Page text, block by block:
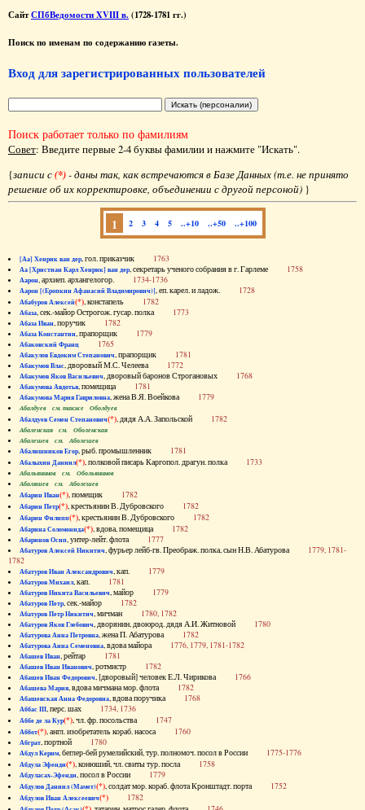
СайтСПбВедомости XVIII в. (1728-1781 гг.)
Поиск по именам по содержанию газеты.
Вход для зарегистрированных пользователей
Поиск работает только по фамилиям
Совет: Введите первые 2-4 буквы фамилии и нажмите "Искать".
{записи с(*)- даны так, как встречаются в Базе Данных (т.е. не принято
решение об их корректировке, объединении с другой персоной) }
1 2 3 4 5 ..+10 ..+50 ..+100
[Аа] Хенрик ван дер, гол. приказчик 1763
Аа [Христиан Карл Хенрик] ван дер, секретарь ученого собрания в г. Гарлеме 1758
Аарон, архиеп. архангелогор. 1734-1736
Аарон [(Еропкин Афанасий Владимирович)], еп. карел. и ладож. 1728
Абабуров Алексей(*), констапель 1782
Абаза, сек.-майор Острогож. гусар. полка 1773
Абаза Иван, поручик 1782
Абаза Константин, прапорщик 1779
Абаковский Франц 1765
Абакулов Евдоким Степанович, прапорщик 1781
Абакумов Влас, дворовый М.С. Челеева 1772
Абакумов Яков Васильевич, дворовый баронов Строгановых 1768
Абакумова Авдотья, помещица 1781
Абакумова Мария Гавриловна, жена В.Я. Воейкова 1779
Абалдуев см. также Оболдуев
Абалдуев Семен Степанович(*), дядя А.А. Запольской 1782
Абаленская см. Оболенская
Абалешев см. Аболешев
Абалишников Егор, рыб. промышленник 1781
Абалыхин Даниил(*), полковой писарь Каргопол. драгун. полка 1733
Абальянинов см. Обольянинов
Абаляшев см. Аболешев
Абарин Иван(*), помещик 1782
Абарин Петр(*), крестьянин В. Дубровского 1782
Абарин Филипп(*), крестьянин В. Дубровского 1782
Абарина Соломонида(*), вдова, помещица 1782
Абаринов Осип, унтер-лейт. флота 1777
Абатуров Алексей Никитич, фурьер лейб-гв. Преображ. полка, сын Н.В. Абатурова 1779, 1781-
1782
Абатуров Иван Александрович, кап. 1779
Абатуров Михаил, кап. 1781
Абатуров Никита Васильевич, майор 1779
Абатуров Петр, сек.-майор 1782
Абатуров Петр Никитич, мичман 1780, 1782
Абатуров Яков Глебович, дворянин, двоюрод. дядя А.И. Житновой 1780
Абатурова Анна Петровна, жена П. Абатурова 1782
Абатурова Анна Семеновна, вдова майора 1776, 1779, 1781-1782
Абашев Иван, рейтар 1781
Абашев Иван Иванович, ротмистр 1782
Абашев Иван Федорович, [дворовый] человек Е.Л. Чирикова 1766
Абашева Мария, вдова мичмана мор. флота 1782
Абашевская Анна Федоровна, вдова поручика 1768
Аббас III, перс. шах 1734, 1736
Аббе де ла Кур(*), чл. фр. посольства 1747
Аббот(*), англ. изобретатель кораб. насоса 1760
Абграт, портной 1780
Абдул Керим, беглер-бей румелийский, тур. полномоч. посол в России 1775-1776
Абдула Эфенди(*), конюший, чл. свиты тур. посла 1758
Абдуласах-Эфенди, посол в России 1779
Абдулов Даниил (Мамет)(*), солдат мор. кораб. флота Кронштадт. порта 1752
Абдулов Иван Алексеевич(*) 1782